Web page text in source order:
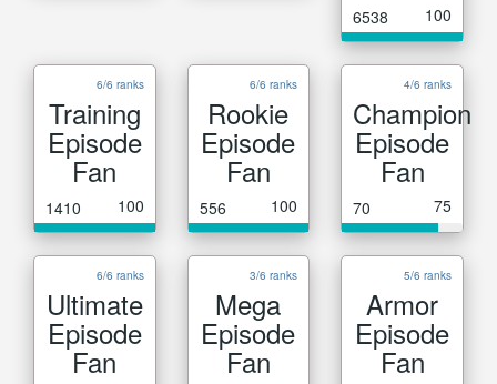
6538 100
6/6 ranks
Training
Episode
Fan
1410 100
6/6 ranks
Rookie
Episode
Fan
556 100
4/6 ranks
Champion
Episode
Fan
70 75
6/6 ranks
Ultimate
Episode
Fan
3/6 ranks
Mega
Episode
Fan
5/6 ranks
Armor
Episode
Fan